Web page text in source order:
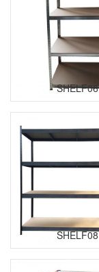
SHELF06
SHELF08